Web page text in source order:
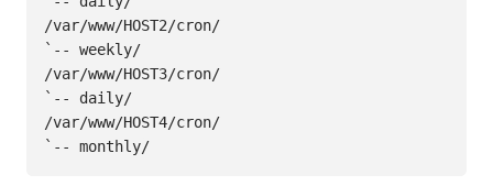
/var/www/HOST2/cron/
`-- weekly/
/var/www/HOST3/cron/
`-- daily/
/var/www/HOST4/cron/